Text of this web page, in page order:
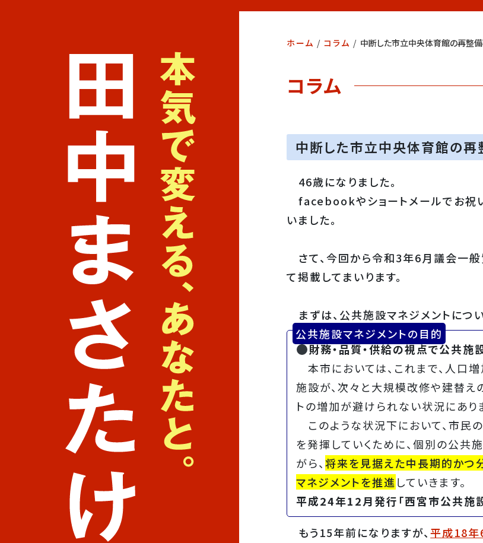
ホーム /コラム / 中断した市立中央体育館の再整
コラム
中断した市立中央体育館の
46歳になりました。
facebookやショートメールでお祝
いました。
さて、今回から令和3年6月議会一
て掲載してまいります。
まずは、公共施設マネジメントについ
公共施設マネジメントの目的
財務・品質・供給の視点で公共施
本市においては、これまで、人口
施設が、次々と大規模改修や建替
トの増加が避けられない状況にあり
このような状況下において、市民
を発揮していくために、個別の公
がら、将来を見据えた中長期的かつ
マネジメントを推進していきます。
平成24年12月発行「西宮市公共施
もう15年前になりますが、平成18年